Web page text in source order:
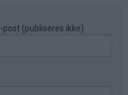
post (publiseres ikke)